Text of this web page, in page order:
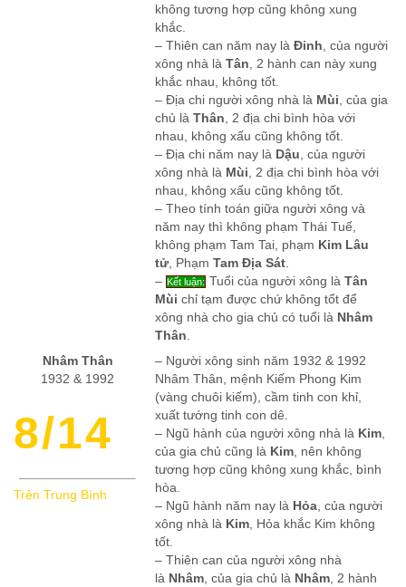
không tương hợp cũng không xung
khắc.
– Thiên can năm nay là Đinh , của người
xông nhà là Tân , 2 hành can này xung
khắc nhau, không tốt.
– Địa chi người xông nhà là Mùi , của gia
chủ là Thân , 2 địa chi bình hòa với
nhau, không xấu cũng không tốt.
– Địa chi năm nay là Dậu , của người
xông nhà là Mùi , 2 địa chi bình hòa với
nhau, không xấu cũng không tốt.
– Theo tính toán giữa người xông và
năm nay thì không phạm Thái Tuế,
không phạm Tam Tai, phạm Kim Lâu
tử, Phạm Tam Địa Sát
– Kết luận: Tuổi của người xông là Tân
Mùi chỉ tạm được chứ không tốt để
xông nhà cho gia chủ có tuổi là Nhâm
Thân
Nhâm Thân
1932 & 1992
8/14
Trên Trung Bình
– Người xông sinh năm 1932 & 1992
Nhâm Thân, mệnh Kiếm Phong Kim
(vàng chuôi kiếm), cầm tinh con khỉ,
xuất tướng tinh con dê.
– Ngũ hành của người xông nhà là Kim
của gia chủ cũng là Kim , nên không
tương hợp cũng không xung khắc, bình
hòa.
– Ngũ hành năm nay là Hỏa , của người
xông nhà là Kim , Hỏa khắc Kim không
tốt.
– Thiên can của người xông nhà
là Nhâm , của gia chủ là Nhâm , 2 hành